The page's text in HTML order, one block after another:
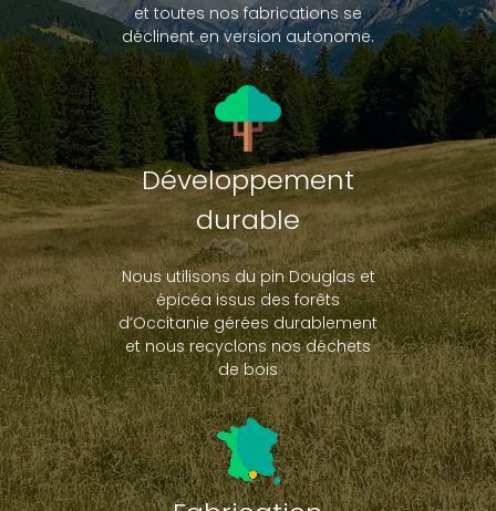
et toutes nos fabrications se
déclinent en version autonome.
Développement
durable
Nous utilisons du pin Douglas et
épicéa issus des forêts
d’Occitanie gérées durablement
et nous recyclons nos déchets
de bois